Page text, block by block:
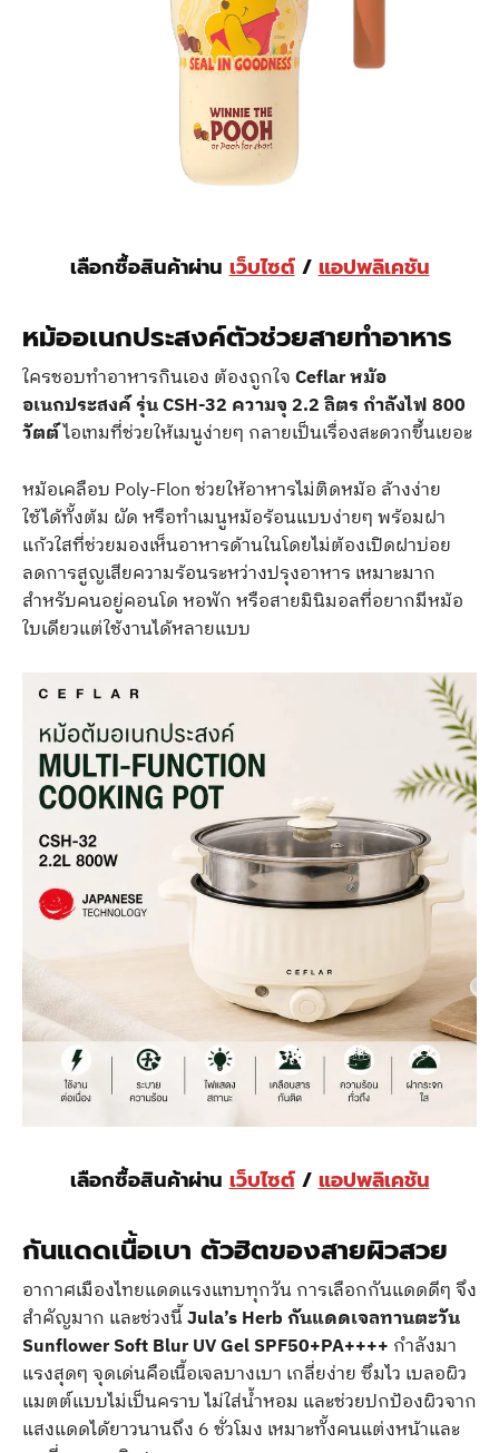
เลือกซื้อสินค้าผ่านเว็บไซต์/แอปพลิเคชัน
หม้ออเนกประสงค์ตัวช่วยสายทำอาหาร
ใครชอบทำอาหารกินเอง ต้องถูกใจCeflar หม้อ
อเนกประสงค์ รุ่น CSH-32 ความจุ 2.2 ลิตร กำลังไฟ 800
วัตต์ไอเทมที่ช่วยให้เมนูง่ายๆ กลายเป็นเรื่องสะดวกขึ้นเยอะ
หม้อเคลือบ Poly-Flon ช่วยให้อาหารไม่ติดหม้อ ล้างง่าย
ใช้ได้ทั้งต้ม ผัด หรือทำเมนูหม้อร้อนแบบง่ายๆ พร้อมฝา
แก้วใสที่ช่วยมองเห็นอาหารด้านในโดยไม่ต้องเปิดฝาบ่อย
ลดการสูญเสียความร้อนระหว่างปรุงอาหาร เหมาะมาก
สำหรับคนอยู่คอนโด หอพัก หรือสายมินิมอลที่อยากมีหม้อ
ใบเดียวแต่ใช้งานได้หลายแบบ
เลือกซื้อสินค้าผ่านเว็บไซต์/แอปพลิเคชัน
กันแดดเนื้อเบา ตัวฮิตของสายผิวสวย
อากาศเมืองไทยแดดแรงแทบทุกวัน การเลือกกันแดดดีๆ จึง
สำคัญมาก และช่วงนี้Jula’s Herb กันแดดเจลทานตะวัน
Sunflower Soft Blur UV Gel SPF50+PA++++ กำลังมา
แรงสุดๆ จุดเด่นคือเนื้อเจลบางเบา เกลี่ยง่าย ซึมไว เบลอผิว
แมตต์แบบไม่เป็นคราบ ไม่ใส่น้ำหอม และช่วยปกป้องผิวจาก
แสงแดดได้ยาวนานถึง 6 ชั่วโมง เหมาะทั้งคนแต่งหน้าและ